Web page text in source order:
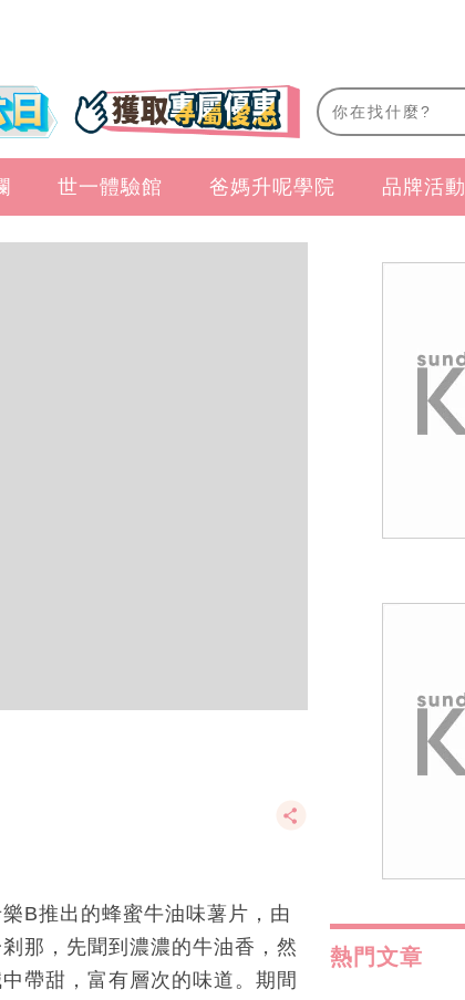
世一體驗館 爸媽升呢學院 品牌活動
B推出的蜂蜜牛油味薯片，由
那，先聞到濃濃的牛油香，然
帶甜，富有層次的味道。期間
熱門文章